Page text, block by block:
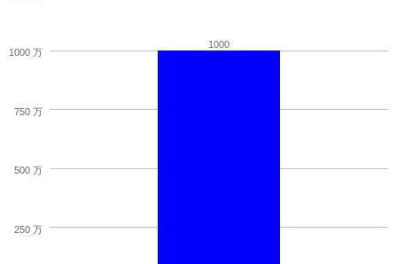
1000
1000 万
250 万
500 万
750 万